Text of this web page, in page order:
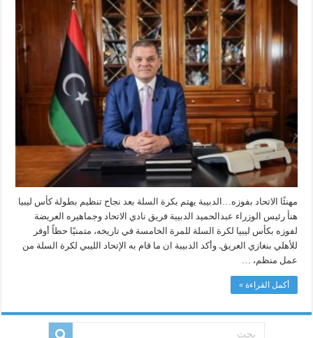
الاتحاد
بفوزه…
الدبيبة
يهتم
بكرة
السلة
بعد
نجاح
تنظيم
بطولة
كأس
ليبيا
مغلقة
مهنئًا الاتحاد بفوزه…الدبيبة يهتم بكرة السلة بعد نجاح تنظيم بطولة كأس ليبيا
هنأ رئيس الوزراء عبدالحميد الدبيبة فريق نادي الاتحاد وجماهيره العريضة
لفوزه بكأس ليبيا لكرة السلة للمرة الخامسة في تاريخه، متمنيًا حظاً أوفر
للأهلي بنغازي العريق. وأكد الدبيبة ان ما قام به الإتحاد الليبي لكرة السلة من
عمل منظم، …
أكمل القراءة »